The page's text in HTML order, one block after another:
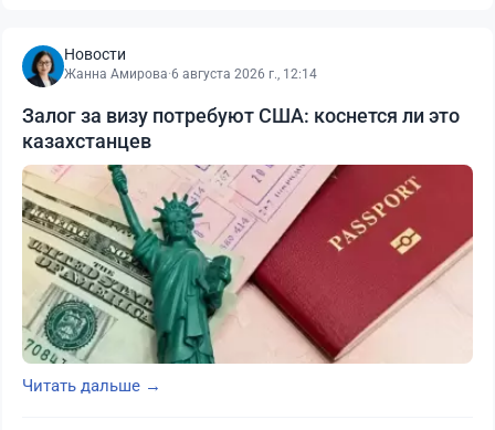
Новости
Жанна Амирова·6 августа 2026 г., 12:14
Залог за визу потребуют США: коснется ли это
казахстанцев
Читать дальше →